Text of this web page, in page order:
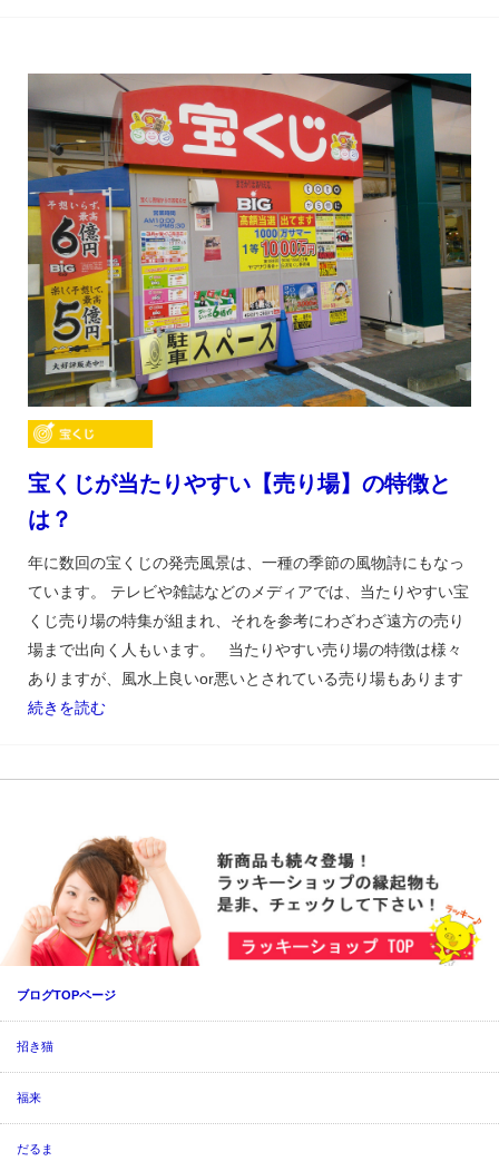
宝くじが当たりやすい【売り場】の特徴と
は？
年に数回の宝くじの発売風景は、一種の季節の風物詩にもなっ
ています。 テレビや雑誌などのメディアでは、当たりやすい宝
くじ売り場の特集が組まれ、それを参考にわざわざ遠方の売り
場まで出向く人もいます。 当たりやすい売り場の特徴は様々
ありますが、風水上良いor悪いとされている売り場もあります
続きを読む
ブログTOPページ
招き猫
福来
だるま